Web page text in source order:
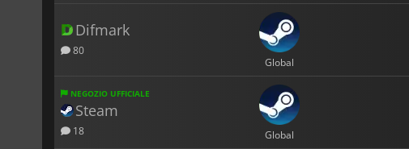
Difmark
80
Global
NEGOZIO UFFICIALE
Steam
18 Global